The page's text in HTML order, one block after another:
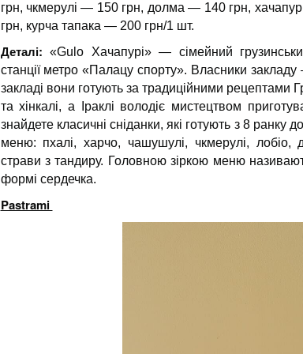
грн, чкмерулі — 150 грн, долма — 140 грн,
грн, курча тапака — 200 грн/1 шт.
Деталі: «Gulo Хачапурі» — сімейний
станції метро «Палацу спорту». Власники
закладі вони готують за традиційними рецептами
та хінкалі, а Іраклі володіє мистецтвом
знайдете класичні сніданки, які готують з 8 ранку
меню: пхалі, харчо, чашушулі, чкмерулі, лобіо,
страви з тандиру. Головною зіркою меню
формі сердечка.
Pastrami